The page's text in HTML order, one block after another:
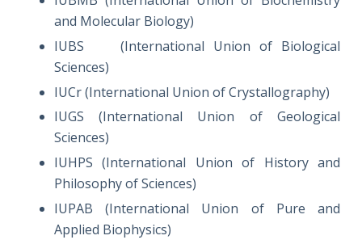
and Molecular Biology)
IUBS (International Union of Biological
Sciences)
IUCr (International Union of Crystallography)
IUGS (International Union of Geological
Sciences)
IUHPS (International Union of History and
Philosophy of Sciences)
IUPAB (International Union of Pure and
Applied Biophysics)